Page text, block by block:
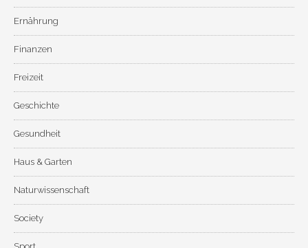
Ernährung
Finanzen
Freizeit
Geschichte
Gesundheit
Haus & Garten
Naturwissenschaft
Society